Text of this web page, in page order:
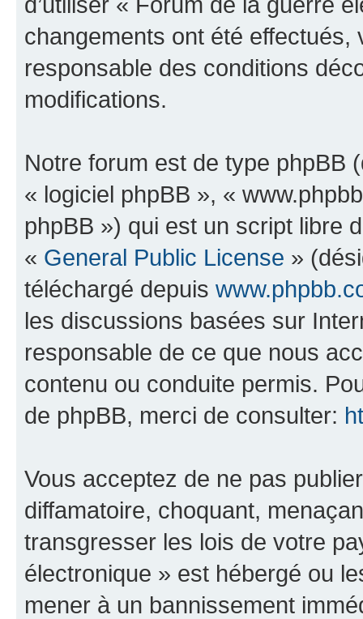
changements ont été effectués,
responsable des conditions
modifications.
Notre forum est de type phpBB
« logiciel phpBB », «
phpBB ») qui est un script libre
« General Public License »
téléchargé depuis
les discussions basées sur
responsable de ce que nous
contenu ou conduite permis.
de phpBB, merci de consulter:
Vous acceptez de ne pas
diffamatoire, choquant,
transgresser les lois de votre
électronique » est hébergé ou
mener à un bannissement